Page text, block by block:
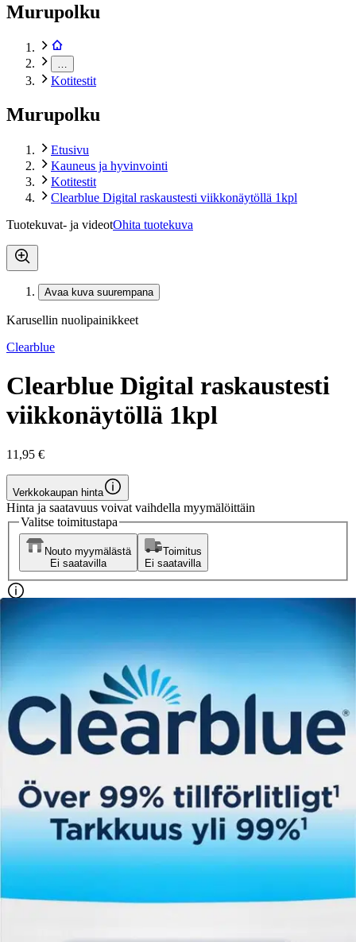
Murupolku
Kotitestit
Murupolku
Etusivu
Kauneus ja hyvinvointi
Kotitestit
Clearblue Digital raskaustesti viikkonäytöllä 1kpl
Tuotekuvat- ja videotOhita tuotekuva
Avaa kuva suurempana
Karusellin nuolipainikkeet
Clearblue
Clearblue Digital raskaustesti
viikkonäytöllä 1kpl
11,95 €
Verkkokaupan hinta
Hinta ja saatavuus voivat vaihdella myymälöittäin
Valitse toimitustapa
Nouto myymälästä
Ei saatavilla
Toimitus
Ei saatavilla
Ilmainen toimitus yli 100 €:n tilauksille
Postin pakettiautomaattiin tai
palvelupisteeseen!
Etu ei koske Suuri‑lisäpalvelulla toimitettavia tuotteita.
Tuotekuvaus